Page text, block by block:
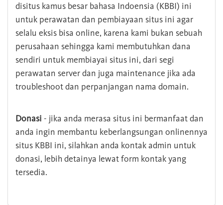
disitus kamus besar bahasa Indoensia (KBBI) ini
untuk perawatan dan pembiayaan situs ini agar
selalu eksis bisa online, karena kami bukan sebuah
perusahaan sehingga kami membutuhkan dana
sendiri untuk membiayai situs ini, dari segi
perawatan server dan juga maintenance jika ada
troubleshoot dan perpanjangan nama domain.
Donasi - jika anda merasa situs ini bermanfaat dan
anda ingin membantu keberlangsungan onlinennya
situs KBBI ini, silahkan anda kontak admin untuk
donasi, lebih detainya lewat form kontak yang
tersedia.